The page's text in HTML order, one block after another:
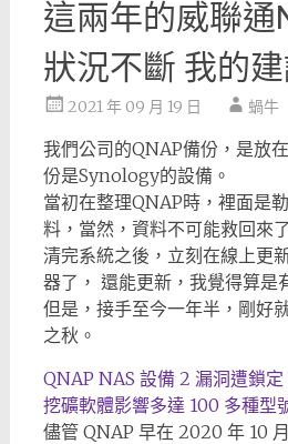
這兩年的威聯通
狀況不斷 我的
2021 年 09 月 19 日 蝸牛
我們公司的QNAP備份，是放
份是Synology的設備。
當初在整理QNAP時，裡面是
料，當然，資料不可能救回來
清完系統之後，立刻在線上更
器了， 還能更新，我覺得算是
但是，接手至今一年半，剛好
之秋。
QNAP NAS 設備 2 漏洞遭鎖
挖礦軟體影響多達 100 多種型
儘管 QNAP 早在 2020 年 10